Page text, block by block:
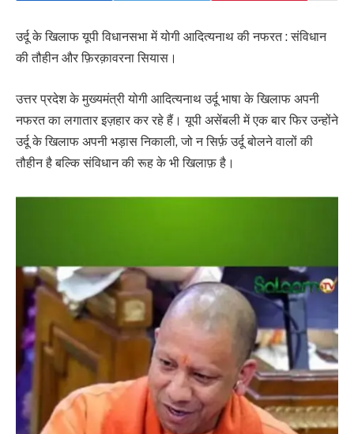
उर्दू के खिलाफ यूपी विधानसभा में योगी आदित्यनाथ की नफरत : संविधान
की तौहीन और फ़िरक़ावरना सियास।
उत्तर प्रदेश के मुख्यमंत्री योगी आदित्यनाथ उर्दू भाषा के खिलाफ अपनी
नफरत का लगातार इज़हार कर रहे हैं। यूपी असेंबली में एक बार फिर उन्होंने
उर्दू के खिलाफ अपनी भड़ास निकाली, जो न सिर्फ़ उर्दू बोलने वालों की
तौहीन है बल्कि संविधान की रूह के भी खिलाफ़ है।